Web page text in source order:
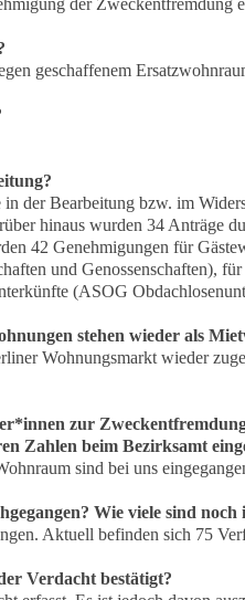
der Zweckentfremdung
geschaffenem
der Bearbeitung bzw. im
hinaus wurden 34 Anträge
42 Genehmigungen für
und Genossenschaften),
(ASOG
stehen wieder als
Wohnungsmarkt wieder
zur
Zahlen beim Bezirksamt
sind bei uns
Wie viele sind
Aktuell befinden sich 75
Verdacht bestätigt?